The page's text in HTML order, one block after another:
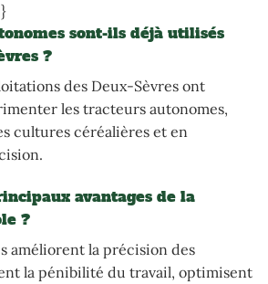
sont-ils déjà utilisés
?
des Deux-Sèvres ont
les tracteurs autonomes,
cultures céréalières et en
avantages de la
?
améliorent la précision des
la pénibilité du travail, optimisent